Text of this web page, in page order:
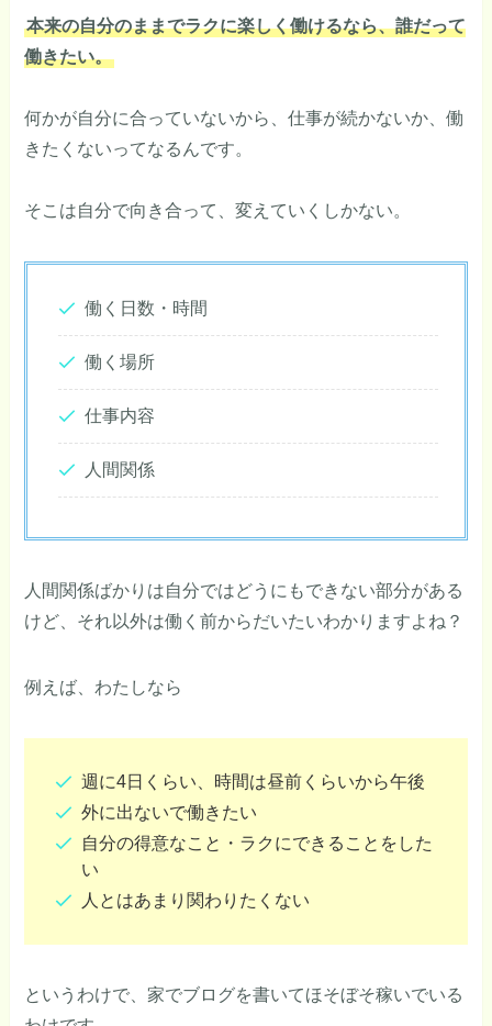
本来の自分のままでラクに楽しく働けるなら、誰だって
働きたい。
何かが自分に合っていないから、仕事が続かないか、働
きたくないってなるんです。
そこは自分で向き合って、変えていくしかない。
働く日数・時間
働く場所
仕事内容
人間関係
人間関係ばかりは自分ではどうにもできない部分がある
けど、それ以外は働く前からだいたいわかりますよね？
例えば、わたしなら
週に4日くらい、時間は昼前くらいから午後
外に出ないで働きたい
自分の得意なこと・ラクにできることをした
い
人とはあまり関わりたくない
というわけで、家でブログを書いてほそぼそ稼いでいる